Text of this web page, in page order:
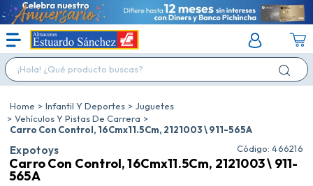
¡Hola! ¿Qué producto buscas?
Infantil Y Deportes
Juguetes
Vehículos Y Pistas De Carrera
Carro Con Control, 16Cmx11.5Cm, 2121003 \ 911-565A
Expotoys : 466216
Carro Con Control, 16Cmx11.5Cm, 2121003 \ 911-
565A